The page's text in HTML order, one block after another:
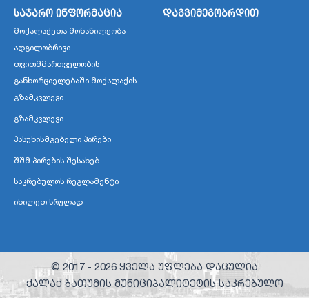
საჯარო ინფორმაცია
მოქალაქეთა მონაწილეობა
ადგილობრივი
თვითმმართველობის
განხორციელებაში მოქალაქის
გზამკვლევი
გზამკვლევი
პასუხისმგებელი პირები
შშმ პირების შესახებ
საკრებულოს რეგლამენტი
იხილეთ სრულად
დაგვიმეგობრდით
© 2017 - 2026 ყველა უფლება დაცულია
ქალაქ ბათუმის მუნიციპალიტეტის საკრებულო